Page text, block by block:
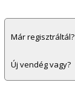
Már regisztráltál?
Új vendég vagy?